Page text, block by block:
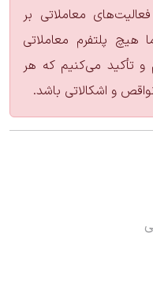
معاملاتی بر
پلتفرم معاملاتی
و تأکید می‌کنیم که هر
و اشکالاتی باشد.